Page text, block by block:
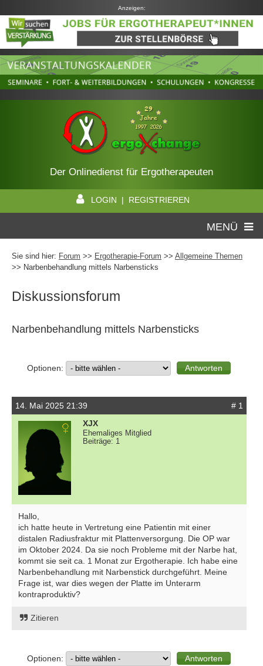
Anzeigen:
Der Onlinedienst für Ergotherapeuten
LOGIN | REGISTRIEREN
MENÜ
Sie sind hier: Forum >> Ergotherapie-Forum >> Allgemeine Themen
>> Narbenbehandlung mittels Narbensticks
Diskussionsforum
Narbenbehandlung mittels Narbensticks
Optionen:
14. Mai 2025 21:39
# 1
XJX
Ehemaliges Mitglied
Beiträge: 1
Hallo,
ich hatte heute in Vertretung eine Patientin mit einer
distalen Radiusfraktur mit Plattenversorgung. Die OP war
im Oktober 2024. Da sie noch Probleme mit der Narbe hat,
kommt sie seit ca. 1 Monat zur Ergotherapie. Ich habe eine
Narbenbehandlung mit Narbenstick durchgeführt. Meine
Frage ist, war dies wegen der Platte im Unterarm
kontraproduktiv?
Zitieren
Optionen: